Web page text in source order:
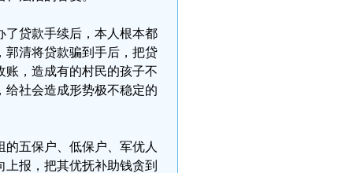
了贷款手续后，本人根本都
郭清将贷款骗到手后，把贷
，造成有的村民的孩子不
社会造成形势极不稳定的
五保户、低保户、军优人
报，把其优抚补助钱贪到